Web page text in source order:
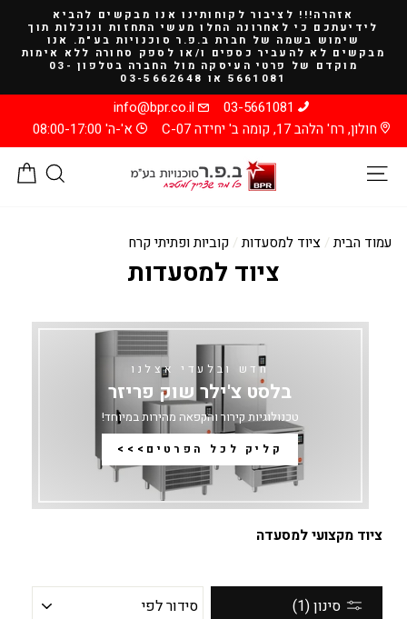
קריאה
אזהרה!!! לציבור לקוחותינו אנו מבקשים להביא
לידיעתכם כי לאחרונה החלו מעשי התחזות ונוכלות תוך
שימוש בשמה של חברת ב.פ.ר סוכנויות בע"מ. אנו
מבקשים לא להעביר כספים ו/או לספק סחורה ללא אימות
מוקדם של פרטי העיסקה מול החברה בטלפון 03-
5661081 או 03-5662648
03-5661081
info@bpr.co.il
חולון, רח' הלהב 17, קומה ב' יחידה C-07
א'-ה' 08:00-17:00
עמוד הבית / ציוד למסעדות / קוביות ופתיתי קרח
ציוד למסעדות
חדש ובלעדי אצלנו
בלסט צ'ילר שוק פריזר
טכנולוגיות קירור והקפאה מהירות במיוחד!
קליק לכל הפרטים>>>
ציוד מקצועי למסעדה
סינון (1)
סידור
לפי